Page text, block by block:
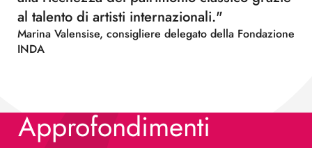
al talento di artisti internazionali."
Marina Valensise, consigliere delegato della Fondazione
INDA
Approfondimenti